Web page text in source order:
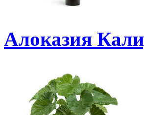
Алоказия